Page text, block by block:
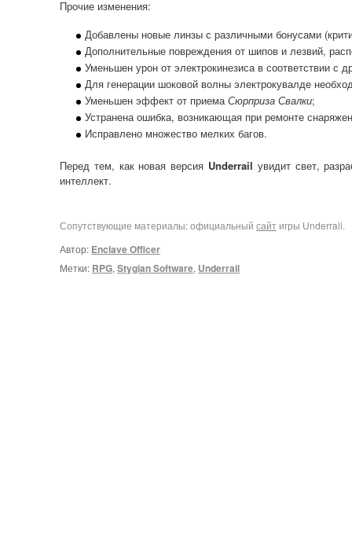
Прочие изменения:
Добавлены новые линзы с различными бонусами
Дополнительные повреждения от шипов и лезвий,
Уменьшен урон от электрокинезиса в соответствии с
Для генерации шоковой волны электрокувалде
Уменьшен эффект от приемаСюрприза Свалки;
Устранена ошибка, возникающая при ремонте
Исправлено множество мелких багов.
Перед тем, как новая версия Underrail увидит свет,
интеллект.
Сопутствующие материалы: официальный сайт игры Underrail.
Автор: Enclave Officer
Метки: RPG, Stygian Software, Underrail